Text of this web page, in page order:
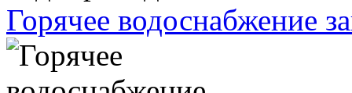
Горячее водоснабжение